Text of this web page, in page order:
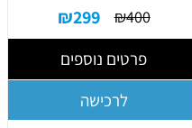
₪400
₪299
פרטים נוספים
לרכישה